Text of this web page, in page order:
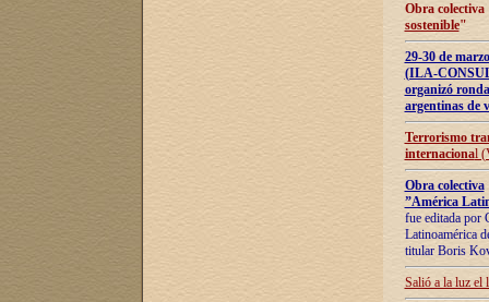
Obra
sostenible"
29-30 de
(ILA-
organizó
argentinas de
Terrorismo
internacional
Obra colectiva
”América
fue editada por
Latinoamérica
titular Boris
Salió a la luz el